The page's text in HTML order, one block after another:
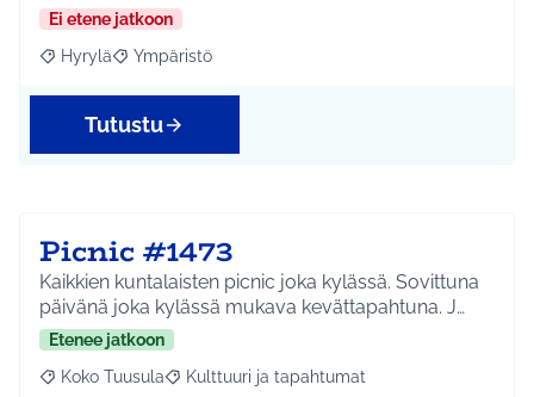
Ei etene jatkoon
Rajaa tulokset aihepiirin mukaan: Hyrylä
Hyrylä Rajaa tulokset teeman mukaan: Ympäristö
Ympäristö
Tutustu
Picnic #1473
Kaikkien kuntalaisten picnic joka kylässä. Sovittuna
päivänä joka kylässä mukava kevättapahtuna. J…
Etenee jatkoon
Rajaa tulokset aihepiirin mukaan: Koko Tuusula
Koko Tuusula Rajaa tulokset teeman mukaan: Kulttuuri ja
Kulttuuri ja tapahtumat